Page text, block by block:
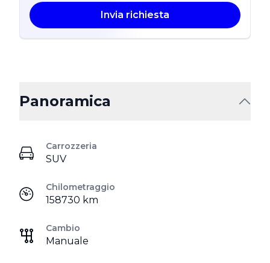
Invia richiesta
Panoramica
Carrozzeria
SUV
Chilometraggio
158730 km
Cambio
Manuale